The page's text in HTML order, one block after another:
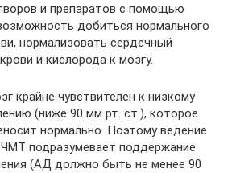
и препаратов с помощью
добиться нормального
нормализовать сердечный
и кислорода к мозгу.
крайне чувствителен к низкому
(ниже 90 мм рт. ст.), которое
нормально. Поэтому ведение
подразумевает поддержание
(АД должно быть не менее 90